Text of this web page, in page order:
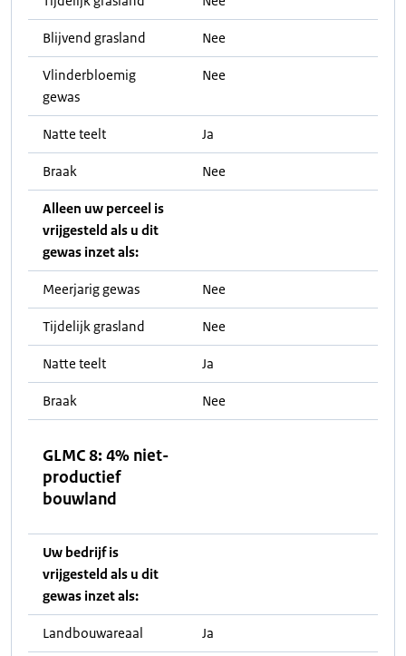
Blijvend grasland Nee
Vlinderbloemig
gewas
Nee
Natte teelt Ja
Braak Nee
Alleen uw perceel is
vrijgesteld als u dit
gewas inzet als:
Meerjarig gewas Nee
Tijdelijk grasland Nee
Natte teelt Ja
Braak Nee
GLMC 8: 4% niet-
productief
bouwland
Uw bedrijf is
vrijgesteld als u dit
gewas inzet als:
Landbouwareaal Ja